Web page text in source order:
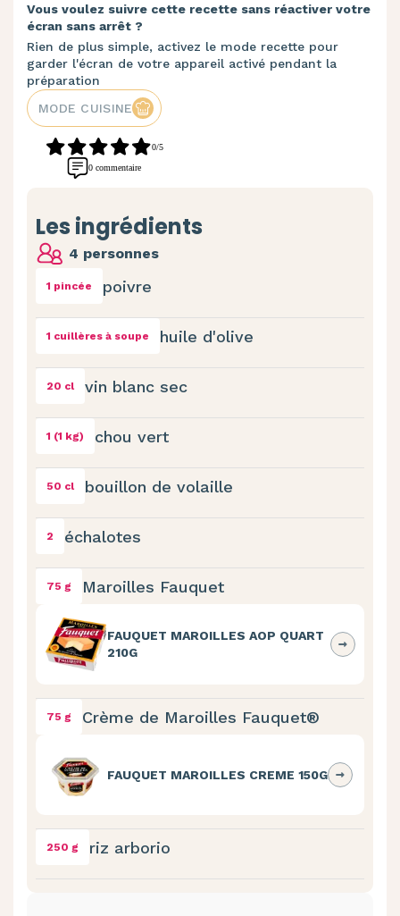
Vous voulez suivre cette recette sans réactiver votre
écran sans arrêt ?
Rien de plus simple, activez le mode recette pour
garder l'écran de votre appareil activé pendant la
préparation
MODE CUISINE
0/5
0 commentaire
Les ingrédients
4 personnes
1 pincée poivre
1 cuillères à soupe huile d'olive
20 cl vin blanc sec
1 (1 kg) chou vert
50 cl bouillon de volaille
2 échalotes
75 g Maroilles Fauquet
FAUQUET MAROILLES AOP QUART
210G
75 g Crème de Maroilles Fauquet®
FAUQUET MAROILLES CREME 150G
250 g riz arborio